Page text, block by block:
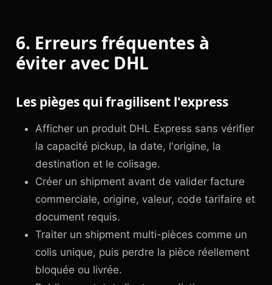
6. Erreurs fréquentes à
éviter avec DHL
Les pièges qui fragilisent l'express
Afficher un produit DHL Express sans vérifier
la capacité pickup, la date, l'origine, la
destination et le colisage.
Créer un shipment avant de valider facture
commerciale, origine, valeur, code tarifaire et
document requis.
Traiter un shipment multi-pièces comme un
colis unique, puis perdre la pièce réellement
bloquée ou livrée.